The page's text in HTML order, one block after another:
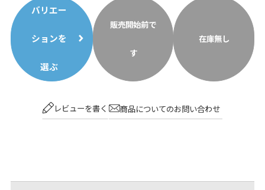
バリエー
ションを
選ぶ
販売開始前で
す
在庫無し
レビューを書く 商品についてのお問い合わせ